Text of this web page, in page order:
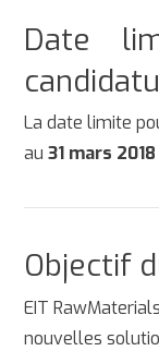
Date
La date limite
au31 mars 2018
Objectif
EIT
nouvelles